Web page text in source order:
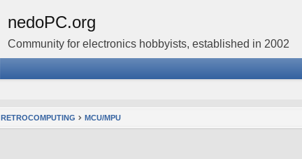
nedoPC.org
Community for electronics hobbyists, established in 2002
RETROCOMPUTING MCU/MPU